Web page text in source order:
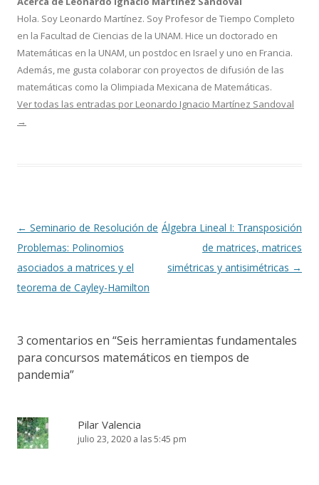
Hola. Soy Leonardo Martínez. Soy Profesor de Tiempo Completo
en la Facultad de Ciencias de la UNAM. Hice un doctorado en
Matemáticas en la UNAM, un postdoc en Israel y uno en Francia.
Además, me gusta colaborar con proyectos de difusión de las
matemáticas como la Olimpiada Mexicana de Matemáticas.
Ver todas las entradas por Leonardo Ignacio Martínez Sandoval
→
Navegación
de
entradas
← Seminario de Resolución de
Problemas: Polinomios
asociados a matrices y el
teorema de Cayley-Hamilton
Álgebra Lineal I: Transposición
de matrices, matrices
simétricas y antisimétricas →
3 comentarios en “Seis herramientas fundamentales
para concursos matemáticos en tiempos de
pandemia”
Pilar Valencia
julio 23, 2020 a las 5:45 pm